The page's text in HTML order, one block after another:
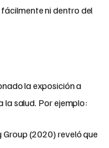
ni dentro del
la exposición a
la salud. Por ejemplo:
(2020) reveló que